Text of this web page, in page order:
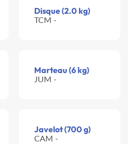
Disque (2.0 kg)
TCM -
Marteau (6 kg)
JUM -
Javelot (700 g)
CAM -